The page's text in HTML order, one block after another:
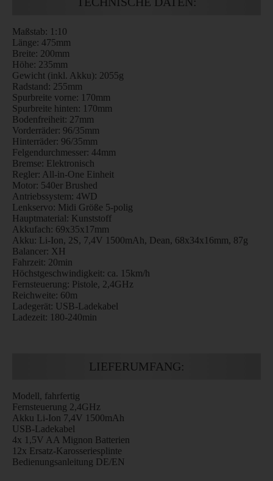
Maßstab: 1:10
Länge: 475mm
Breite: 200mm
Höhe: 235mm
Gewicht (inkl. Akku): 2055g
Radstand: 255mm
Spurbreite vorne: 170mm
Spurbreite hinten: 170mm
Bodenfreiheit: 27mm
Vorderräder: 96/35mm
Hinterräder: 96/35mm
Felgendurchmesser: 44mm
Bremse: Elektronisch
Regler: All-in-One Einheit
Motor: 540er Brushed
Antriebssystem: 4WD
Lenkservo: Midi Größe 5-polig
Hauptmaterial: Kunststoff
Akkufach: 69x35x17mm
Akku: Li-Ion, 2S, 7,4V 1500mAh, Dean, 68x34x16mm, 87g
Balancer: XH
Fahrzeit: 20min
Höchstgeschwindigkeit: ca. 15km/h
Fernsteuerung: Pistole, 2,4GHz
Reichweite: 60m
Ladegerät: USB-Ladekabel
Ladezeit: 180-240min
LIEFERUMFANG:
Modell, fahrfertig
Fernsteuerung 2,4GHz
Akku Li-Ion 7,4V 1500mAh
USB-Ladekabel
4x 1,5V AA Mignon Batterien
12x Ersatz-Karosseriesplinte
Bedienungsanleitung DE/EN